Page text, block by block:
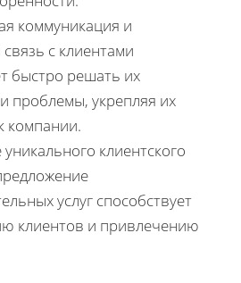
коммуникация и
с клиентами
быстро решать их
проблемы, укрепляя их
компании.
клиентского
услуг способствует
клиентов и привлечению